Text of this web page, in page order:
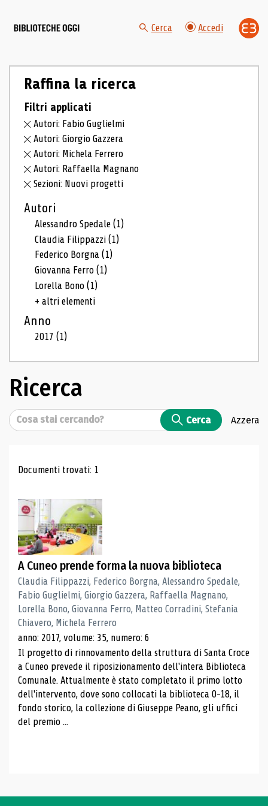
Cerca Accedi
Raffina la ricerca
Filtri applicati
Autori: Fabio Guglielmi
Autori: Giorgio Gazzera
Autori: Michela Ferrero
Autori: Raffaella Magnano
Sezioni: Nuovi progetti
Autori
Alessandro Spedale(1)
Claudia Filippazzi(1)
Federico Borgna(1)
Giovanna Ferro(1)
Lorella Bono(1)
+ altri elementi
Anno
2017(1)
Ricerca
Cerca Cerca Azzera
Risultati di ricerca
Documenti trovati: 1
A Cuneo prende forma la nuova biblioteca
Claudia Filippazzi, Federico Borgna, Alessandro Spedale,
Fabio Guglielmi, Giorgio Gazzera, Raffaella Magnano,
Lorella Bono, Giovanna Ferro, Matteo Corradini, Stefania
Chiavero, Michela Ferrero
anno: 2017, volume: 35, numero: 6
Il progetto di rinnovamento della struttura di Santa Croce
a Cuneo prevede il riposizionamento dell'intera Biblioteca
Comunale. Attualmente è stato completato il primo lotto
dell'intervento, dove sono collocati la biblioteca 0-18, il
fondo storico, la collezione di Giuseppe Peano, gli uffici
del premio ...